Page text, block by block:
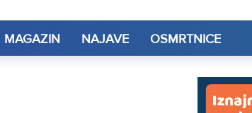
MAGAZIN NAJAVE OSMRTNICE